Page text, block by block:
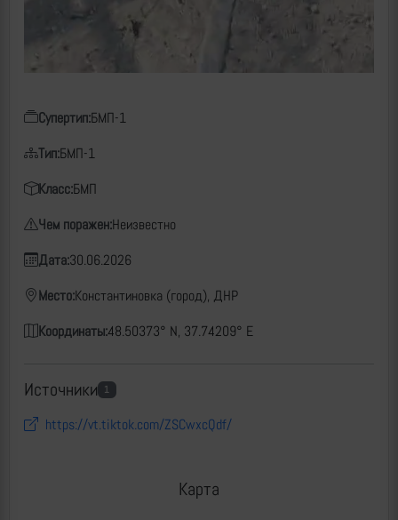
Супертип:БМП-1
Тип:БМП-1
Класс:БМП
Чем поражен:Неизвестно
Дата:30.06.2026
Место:Константиновка (город), ДНР
Координаты:48.50373° N, 37.74209° E
Источники 1
https://vt.tiktok.com/ZSCwxcQdf/
Карта